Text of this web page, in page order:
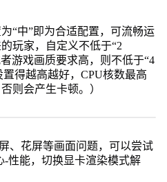
“中”即为合适配置，可流畅运
玩家，自定义不低于“2
游戏画质要求高，则不低于“4
得越高越好，CPU核数最高
则会产生卡顿。）
、花屏等画面问题，可以尝试
性能，切换显卡渲染模式解